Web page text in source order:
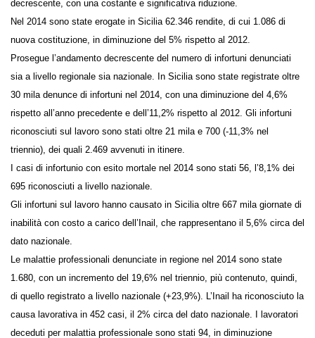
3,7% del totale.
I dati delle indennità relative agli infortuni mostrano un andamento
decrescente, con una costante e significativa riduzione.
Nel 2014 sono state erogate in Sicilia 62.346 rendite, di cui 1.086 di
nuova costituzione, in diminuzione del 5% rispetto al 2012.
Prosegue l’andamento decrescente del numero di infortuni denunciati
sia a livello regionale sia nazionale. In Sicilia sono state registrate oltre
30 mila denunce di infortuni nel 2014, con una diminuzione del 4,6%
rispetto all’anno precedente e dell’11,2% rispetto al 2012. Gli infortuni
riconosciuti sul lavoro sono stati oltre 21 mila e 700 (-11,3% nel
triennio), dei quali 2.469 avvenuti in itinere.
I casi di infortunio con esito mortale nel 2014 sono stati 56, l’8,1% dei
695 riconosciuti a livello nazionale.
Gli infortuni sul lavoro hanno causato in Sicilia oltre 667 mila giornate
di inabilità con costo a carico dell’Inail, che rappresentano il 5,6% circa
del dato nazionale.
Le malattie professionali denunciate in regione nel 2014 sono state
1.680, con un incremento del 19,6% nel triennio, più contenuto, quindi,